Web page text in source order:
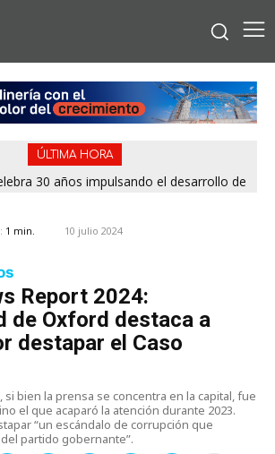
ÚLTIMA HORA
30 años impulsando el desarrollo de
1 min. 10 julio 2024
Report 2024:
de Oxford destaca a
destapar el Caso
bien la prensa se concentra en la capital, fue
el que acaparó la atención durante 2023.
“un escándalo de corrupción que
partido gobernante”.